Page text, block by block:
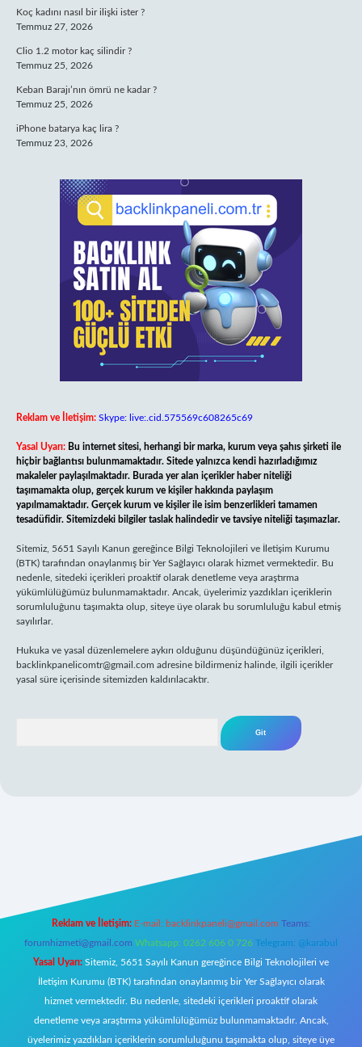
Koç kadını nasıl bir ilişki ister ?
Temmuz 27, 2026
Clio 1.2 motor kaç silindir ?
Temmuz 25, 2026
Keban Barajı’nın ömrü ne kadar ?
Temmuz 25, 2026
iPhone batarya kaç lira ?
Temmuz 23, 2026
Reklam ve İletişim: Skype: live:.cid.575569c608265c69
Yasal Uyarı: Bu internet sitesi, herhangi bir marka, kurum veya şahıs şirketi ile
hiçbir bağlantısı bulunmamaktadır. Sitede yalnızca kendi hazırladığımız
makaleler paylaşılmaktadır. Burada yer alan içerikler haber niteliği
taşımamakta olup, gerçek kurum ve kişiler hakkında paylaşım
yapılmamaktadır. Gerçek kurum ve kişiler ile isim benzerlikleri tamamen
tesadüfidir. Sitemizdeki bilgiler taslak halindedir ve tavsiye niteliği taşımazlar.
Sitemiz, 5651 Sayılı Kanun gereğince Bilgi Teknolojileri ve İletişim Kurumu
(BTK) tarafından onaylanmış bir Yer Sağlayıcı olarak hizmet vermektedir. Bu
nedenle, sitedeki içerikleri proaktif olarak denetleme veya araştırma
yükümlülüğümüz bulunmamaktadır. Ancak, üyelerimiz yazdıkları içeriklerin
sorumluluğunu taşımakta olup, siteye üye olarak bu sorumluluğu kabul etmiş
sayılırlar.
Hukuka ve yasal düzenlemelere aykırı olduğunu düşündüğünüz içerikleri,
backlinkpanelicomtr@gmail.com adresine bildirmeniz halinde, ilgili içerikler
yasal süre içerisinde sitemizden kaldırılacaktır.
Reklam ve İletişim: E-mail: backlinkpaneli@gmail.com Teams:
forumhizmeti@gmail.com Whatsapp: 0262 606 0 726 Telegram: @karabul
Yasal Uyarı: Sitemiz, 5651 Sayılı Kanun gereğince Bilgi Teknolojileri ve
İletişim Kurumu (BTK) tarafından onaylanmış bir Yer Sağlayıcı olarak
hizmet vermektedir. Bu nedenle, sitedeki içerikleri proaktif olarak
denetleme veya araştırma yükümlülüğümüz bulunmamaktadır. Ancak,
üyelerimiz yazdıkları içeriklerin sorumluluğunu taşımakta olup, siteye üye